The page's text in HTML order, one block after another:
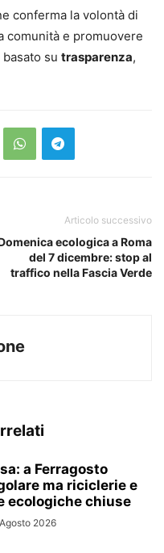
conferma la volontà di
comunità e promuovere
su trasparenza,
Articolo successivo
ecologica a Roma
del 7 dicembre: stop al
traffico nella Fascia Verde
a Ferragosto
ma riciclerie e
ecologiche chiuse
2026